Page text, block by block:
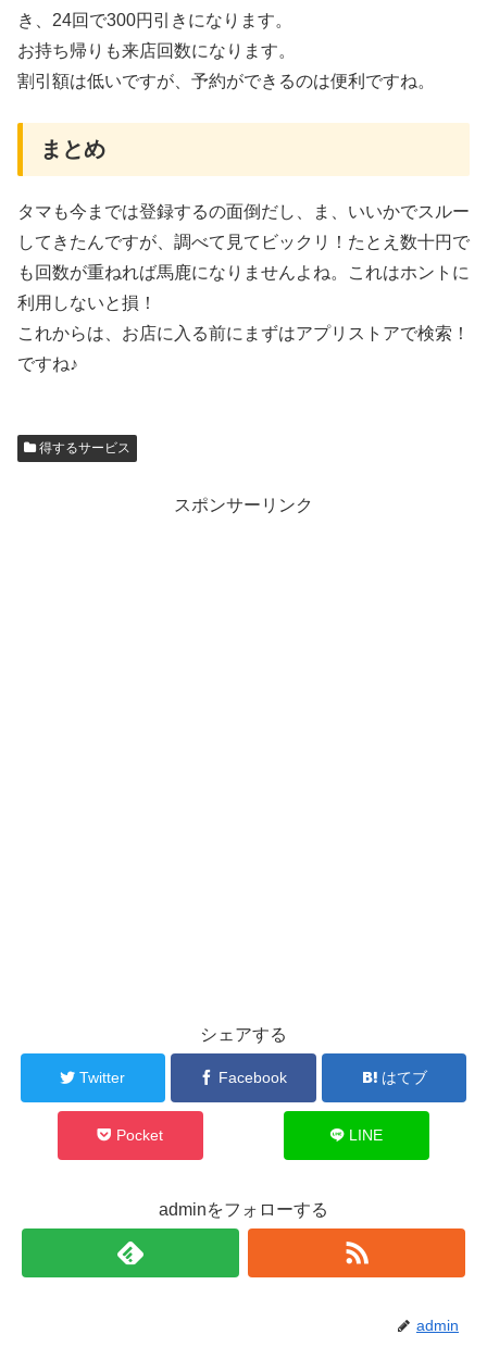
き、24回で300円引きになります。
お持ち帰りも来店回数になります。
割引額は低いですが、予約ができるのは便利ですね。
まとめ
タマも今までは登録するの面倒だし、ま、いいかでスルー
してきたんですが、調べて見てビックリ！たとえ数十円で
も回数が重ねれば馬鹿になりませんよね。これはホントに
利用しないと損！
これからは、お店に入る前にまずはアプリストアで検索！
ですね♪
得するサービス
スポンサーリンク
シェアする
Twitter Facebook はてブ
Pocket LINE
adminをフォローする
admin